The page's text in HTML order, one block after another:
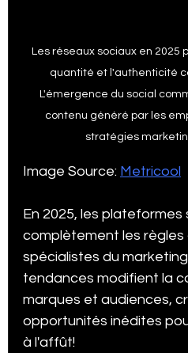
Les réseaux sociaux en 2025
quantité et l'authenticité
L'émergence du social
contenu généré par les
stratégies
Image Source: Metricool
En 2025, les
complètement les règles
spécialistes du
tendances modifient la
marques et audiences,
opportunités inédites
à l'affût!